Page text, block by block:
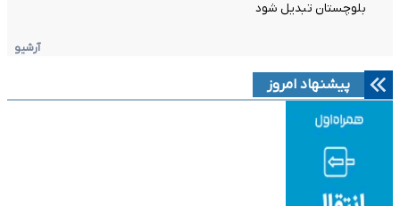
بلوچستان تبدیل شود
آرشیو
پیشنهاد امروز